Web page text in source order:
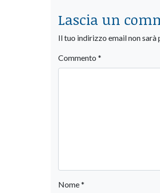
Lascia un
Il tuo indirizzo email non sarà
Commento *
Nome*